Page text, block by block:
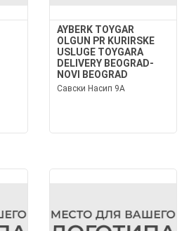
AYBERK TOYGAR
OLGUN PR KURIRSKE
USLUGE TOYGARA
DELIVERY BEOGRAD-
NOVI BEOGRAD
Савски Насип 9А